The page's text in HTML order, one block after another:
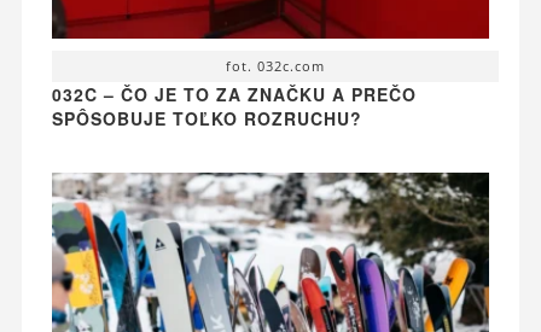
fot. 032c.com
032C – ČO JE TO ZA ZNAČKU A PREČO
SPÔSOBUJE TOĽKO ROZRUCHU?